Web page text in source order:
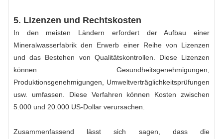
5. Lizenzen und Rechtskosten
In den meisten Ländern erfordert der Aufbau einer
Mineralwasserfabrik den Erwerb einer Reihe von Lizenzen
und das Bestehen von Qualitätskontrollen. Diese Lizenzen
können Gesundheitsgenehmigungen,
Produktionsgenehmigungen, Umweltverträglichkeitsprüfungen
usw. umfassen. Diese Verfahren können Kosten zwischen
5.000 und 20.000 US-Dollar verursachen.
Zusammenfassend lässt sich sagen, dass die